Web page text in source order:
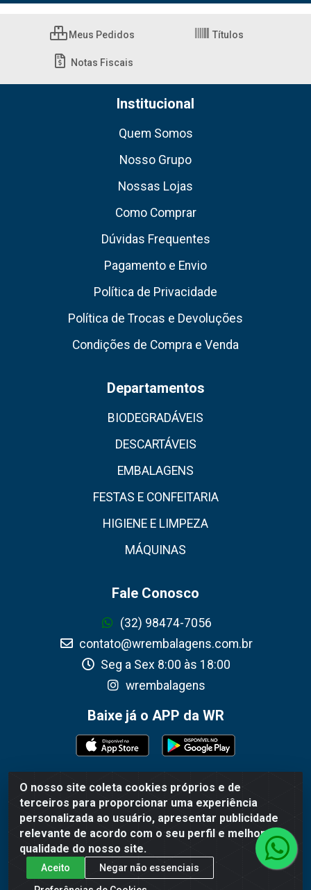
O nosso site coleta cookies próprios e de
terceiros para proporcionar uma experiência
personalizada ao usuário, apresentar publicidade
relevante de acordo com o seu perfil e melhorar a
qualidade do nosso site.
Aceito
Negar não essenciais
Meus Pedidos Títulos
Notas Fiscais
Institucional
Quem Somos
Nosso Grupo
Nossas Lojas
Como Comprar
Dúvidas Frequentes
Pagamento e Envio
Política de Privacidade
Política de Trocas e Devoluções
Condições de Compra e Venda
Departamentos
BIODEGRADÁVEIS
DESCARTÁVEIS
EMBALAGENS
FESTAS E CONFEITARIA
HIGIENE E LIMPEZA
MÁQUINAS
Fale Conosco
(32) 98474-7056
contato@wrembalagens.com.br
Seg a Sex 8:00 às 18:00
wrembalagens
Baixe já o APP da WR
WR Embalagens - R. Cel. Teodoro Gomes de Araújo,
1360 - Grogotó - Barbacena / MG - CEP 36202-628 -
CNPJ 02.692.206/0001-55